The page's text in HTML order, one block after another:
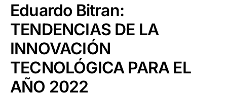
Eduardo Bitran:
TENDENCIAS DE LA
INNOVACIÓN
TECNOLÓGICA PARA EL
AÑO 2022